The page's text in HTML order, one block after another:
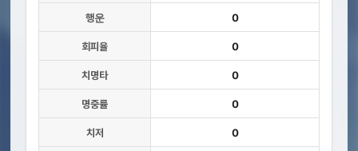
행운 0
회피율 0
치명타 0
명중률 0
치저 0